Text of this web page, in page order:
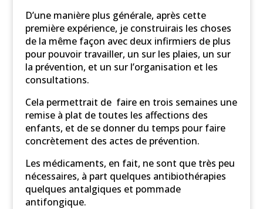
D’une manière plus générale, après cette
première expérience, je construirais les choses
de la même façon avec deux infirmiers de plus
pour pouvoir travailler, un sur les plaies, un sur
la prévention, et un sur l’organisation et les
consultations.
Cela permettrait de faire en trois semaines une
remise à plat de toutes les affections des
enfants, et de se donner du temps pour faire
concrètement des actes de prévention.
Les médicaments, en fait, ne sont que très peu
nécessaires, à part quelques antibiothérapies
quelques antalgiques et pommade
antifongique.